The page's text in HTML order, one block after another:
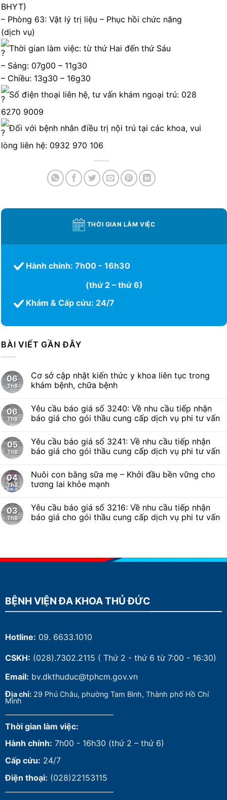
BHYT)
– Phòng 63: Vật lý trị liệu – Phục hồi chức năng
(dịch vụ)
Thời gian làm việc: từ thứ Hai đến thứ Sáu
– Sáng: 07g00 – 11g30
– Chiều: 13g30 – 16g30
Số điện thoại liên hệ, tư vấn khám ngoại trú: 028
6270 9009
Đối với bệnh nhân điều trị nội trú tại các khoa, vui
lòng liên hệ: 0932 970 106
THỜI GIAN LÀM VIỆC
Hành chính: 7h00 - 16h30
(thứ 2 – thứ 6)
Khám & Cấp cứu: 24/7
BÀI VIẾT GẦN ĐÂY
06
Th8
Cơ sở cập nhật kiến thức y khoa liên tục trong
khám bệnh, chữa bệnh
06
Th8
Yêu cầu báo giá số 3240: Về nhu cầu tiếp nhận
báo giá cho gói thầu cung cấp dịch vụ phi tư vấn
05
Th8
Yêu cầu báo giá số 3241: Về nhu cầu tiếp nhận
báo giá cho gói thầu cung cấp dịch vụ phi tư vấn
04
Th8
Nuôi con bằng sữa mẹ – Khởi đầu bền vững cho
tương lai khỏe mạnh
03
Th8
Yêu cầu báo giá số 3216: Về nhu cầu tiếp nhận
báo giá cho gói thầu cung cấp dịch vụ phi tư vấn
BỆNH VIỆN ĐA KHOA THỦ ĐỨC
Hotline: 09. 6633.1010
CSKH: (028).7302.2115 ( Thứ 2 - thứ 6 từ 7:00 - 16:30)
Email: bv.dkthuduc@tphcm.gov.vn
Địa chỉ: 29 Phú Châu, phường Tam Bình, Thành phố Hồ Chí
Minh
Thời gian làm việc:
Hành chính: 7h00 - 16h30 (thứ 2 – thứ 6)
Cấp cứu: 24/7
Điện thoại: (028)22153115